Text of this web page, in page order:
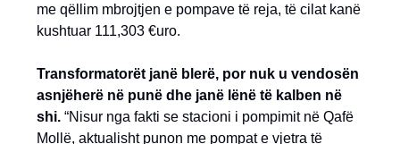
me qëllim mbrojtjen e pompave të reja, të cilat kanë
kushtuar 111,303 €uro.
Transformatorët janë blerë, por nuk u vendosën
asnjëherë në punë dhe janë lënë të kalben në
shi. “Nisur nga fakti se stacioni i pompimit në Qafë
Mollë, aktualisht punon me pompat e vjetra të